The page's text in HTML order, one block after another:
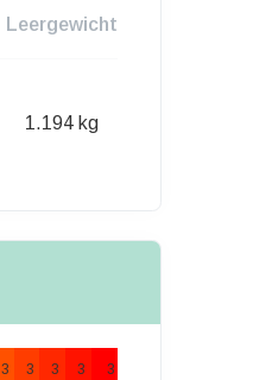
Leergewicht
1.194 kg
3
3
3
3
3